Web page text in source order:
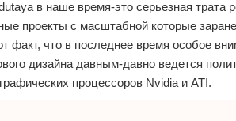
в наше время-это серьезная
проекты с масштабной которые
факт, что в последнее время особое
дизайна давным-давно ведется
процессоров Nvidia и ATI.